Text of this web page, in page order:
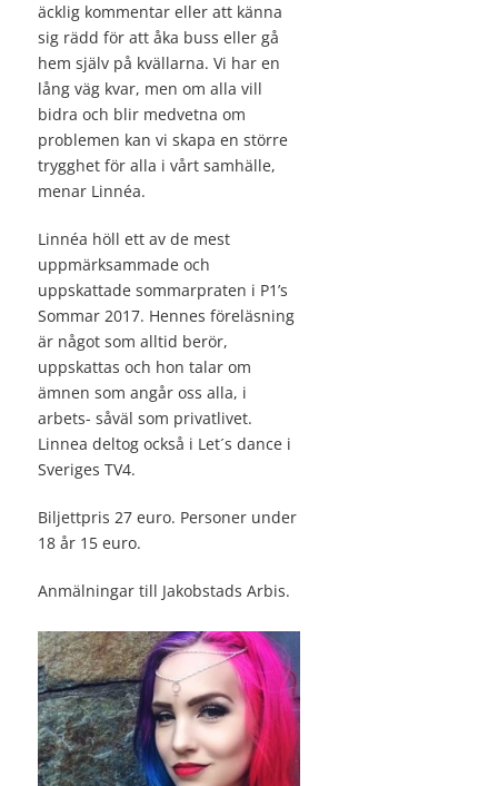
äcklig kommentar eller att känna
sig rädd för att åka buss eller gå
hem själv på kvällarna. Vi har en
lång väg kvar, men om alla vill
bidra och blir medvetna om
problemen kan vi skapa en större
trygghet för alla i vårt samhälle,
menar Linnéa.
Linnéa höll ett av de mest
uppmärksammade och
uppskattade sommarpraten i P1’s
Sommar 2017. Hennes föreläsning
är något som alltid berör,
uppskattas och hon talar om
ämnen som angår oss alla, i
arbets- såväl som privatlivet.
Linnea deltog också i Let´s dance i
Sveriges TV4.
Biljettpris 27 euro. Personer under
18 år 15 euro.
Anmälningar till Jakobstads Arbis.